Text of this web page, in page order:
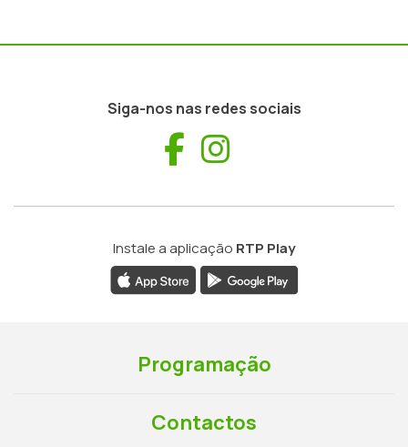
Siga-nos nas redes sociais
Facebook
Instale a aplicação RTP Play
Programação
Contactos